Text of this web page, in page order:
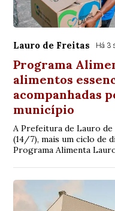
Lauro de Freitas Há 3
Programa
alimentos
acompanhadas
município
A Prefeitura de Lauro
(14/7), mais um ciclo de
Programa Alimenta